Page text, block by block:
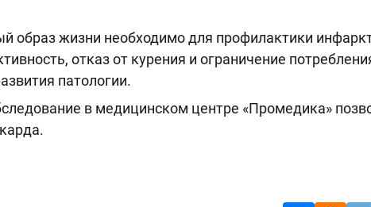
образ жизни необходимо для профилактики
отказ от курения и ограничение
патологии.
в медицинском центре «Промедика»